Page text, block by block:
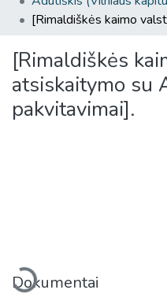
[Rimaldiškės
atsiskaitymo su
pakvitavimai].
Dokumentai